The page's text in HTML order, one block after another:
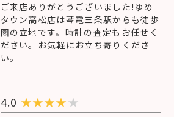
ご来店ありがとうございました!ゆめ
タウン高松店は琴電三条駅からも徒歩
圏の立地です。時計の査定もお任せく
ださい。お気軽にお立ち寄りくださ
い。
4.0 ★★★★★